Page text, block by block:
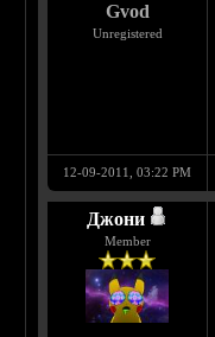
Gvod
Unregistered
12-09-2011, 03:22 PM
Джони
Member